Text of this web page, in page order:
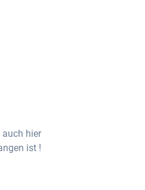
auch hier
ist !